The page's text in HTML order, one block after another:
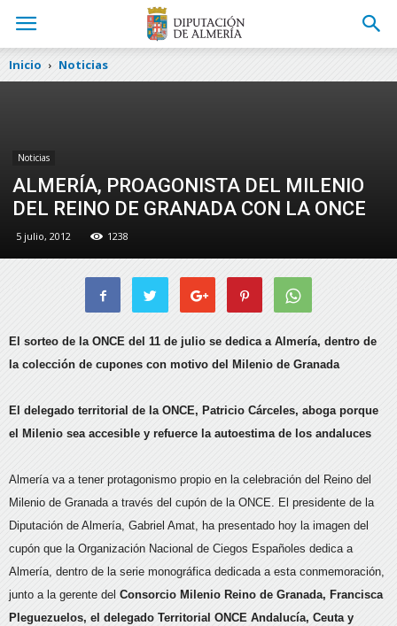
Inicio Noticias
Noticias
ALMERÍA, PROAGONISTA DEL MILENIO
DEL REINO DE GRANADA CON LA ONCE
5 julio, 2012 1238
El sorteo de la ONCE del 11 de julio se dedica a Almería, dentro de
la colección de cupones con motivo del Milenio de Granada
El delegado territorial de la ONCE, Patricio Cárceles, aboga porque
el Milenio sea accesible y refuerce la autoestima de los andaluces
Almería va a tener protagonismo propio en la celebración del Reino del
Milenio de Granada a través del cupón de la ONCE. El presidente de la
Diputación de Almería, Gabriel Amat, ha presentado hoy la imagen del
cupón que la Organización Nacional de Ciegos Españoles dedica a
Almería, dentro de la serie monográfica dedicada a esta conmemoración,
junto a la gerente del Consorcio Milenio Reino de Granada, Francisca
Pleguezuelos, el delegado Territorial ONCE Andalucía, Ceuta y